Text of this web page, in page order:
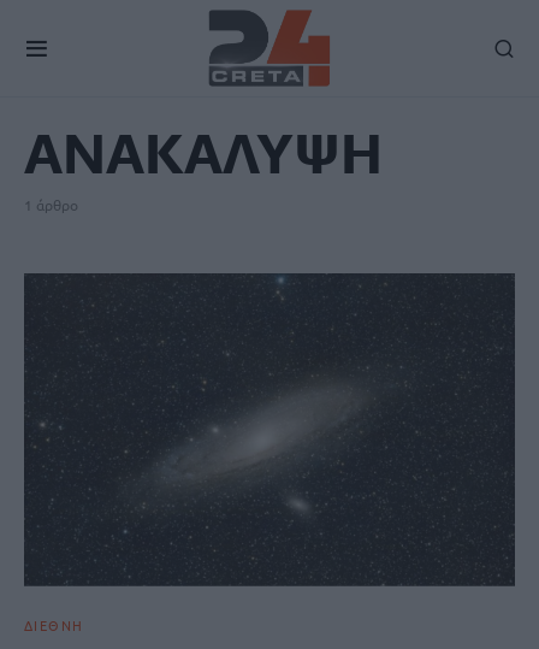
ΑΝΑΚΑΛΥΨΗ
1 άρθρο
ΔΙΕΘΝΗ